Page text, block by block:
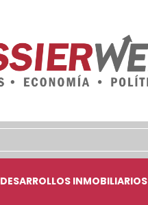
DESARROLLOS INMOBILIARIOS